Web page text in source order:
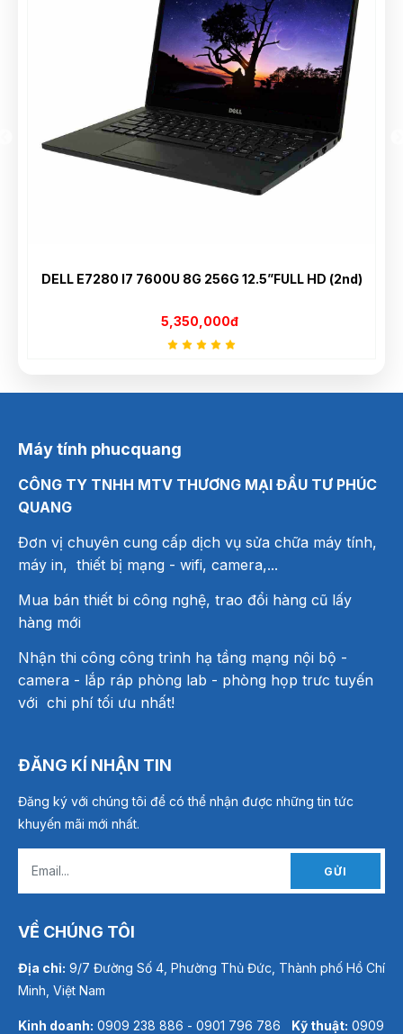
DELL E7280 I7 7600U 8G 256G 12.5”FULL HD (2nd)
5,350,000đ
Máy tính phucquang
CÔNG TY TNHH MTV THƯƠNG MẠI ĐẦU TƯ PHÚC
QUANG
Đơn vị chuyên cung cấp dịch vụ sửa chữa máy tính,
máy in, thiết bị mạng - wifi, camera,...
Mua bán thiết bi công nghệ, trao đổi hàng cũ lấy
hàng mới
Nhận thi công công trình hạ tầng mạng nội bộ -
camera - lắp ráp phòng lab - phòng họp trưc tuyến
với chi phí tối ưu nhất!
ĐĂNG KÍ NHẬN TIN
Đăng ký với chúng tôi để có thể nhận được những tin tức
khuyến mãi mới nhất.
GỬI
VỀ CHÚNG TÔI
Địa chỉ: 9/7 Đường Số 4, Phường Thủ Đức, Thành phố Hồ Chí
Minh, Việt Nam
Kinh doanh: 0909 238 886 - 0901 796 786 Kỹ thuật: 0909